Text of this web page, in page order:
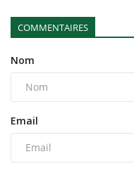
COMMENTAIRES
Nom
Email